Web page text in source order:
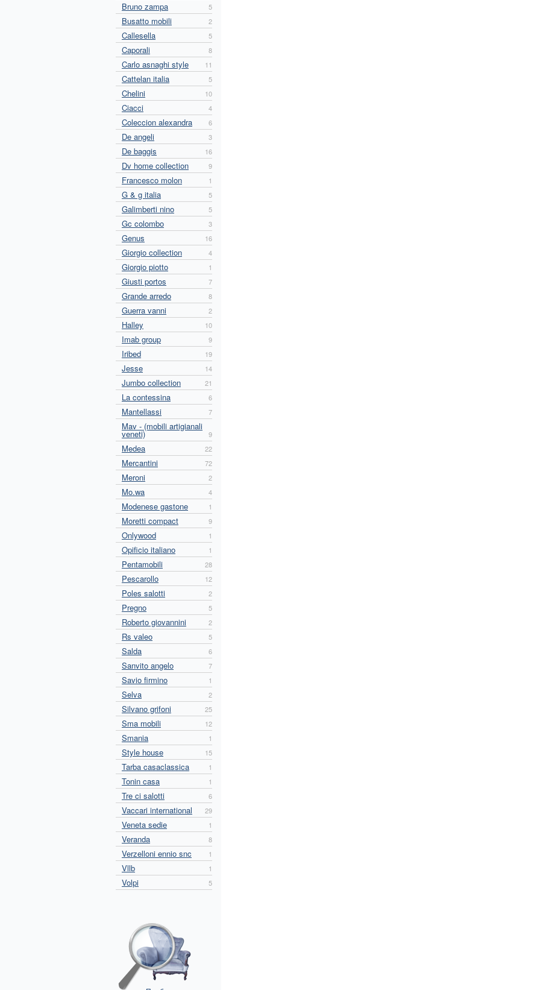
Bruno zampa 5
Busatto mobili 2
Callesella 5
Caporali 8
Carlo asnaghi style 11
Cattelan italia 5
Chelini 10
Ciacci 4
Coleccion alexandra 6
De angeli 3
De baggis 16
Dv home collection 9
Francesco molon 1
G & g italia 5
Galimberti nino 5
Gc colombo 3
Genus 16
Giorgio collection 4
Giorgio piotto 1
Giusti portos 7
Grande arredo 8
Guerra vanni 2
Halley 10
Imab group 9
Iribed 19
Jesse 14
Jumbo collection 21
La contessina 6
Mantellassi 7
Mav - (mobili artigianali
veneti) 9
Medea 22
Mercantini 72
Meroni 2
Mo.wa 4
Modenese gastone 1
Moretti compact 9
Onlywood 1
Opificio italiano 1
Pentamobili 28
Pescarollo 12
Poles salotti 2
Pregno 5
Roberto giovannini 2
Rs valeo 5
Salda 6
Sanvito angelo 7
Savio firmino 1
Selva 2
Silvano grifoni 25
Sma mobili 12
Smania 1
Style house 15
Tarba casaclassica 1
Tonin casa 1
Tre ci salotti 6
Vaccari international 29
Veneta sedie 1
Veranda 8
Verzelloni ennio snc 1
Vllb 1
Volpi 5